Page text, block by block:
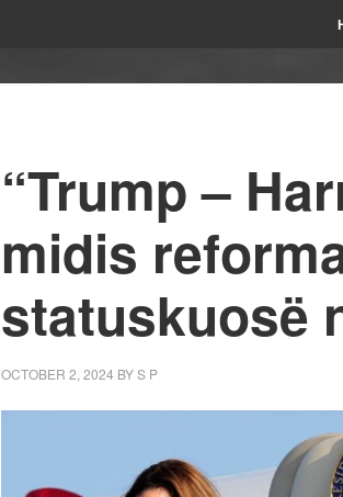
“Trump –
midis
statuskuosë
OCTOBER 2, 2024 BYS P